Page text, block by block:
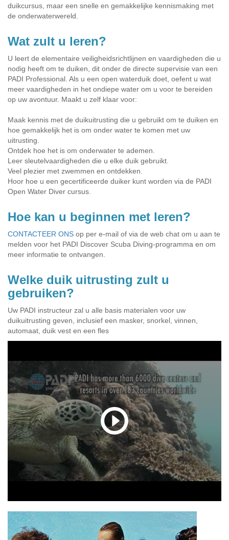
duikcursus, maar een snelle en gemakkelijke kennismaking met
de onderwaterwereld.
Wat zult u leren?
U leert de elementaire veiligheidsrichtlijnen en vaardigheden die u
nodig heeft om te duiken, dit onder de directe supervisie van een
PADI Professional. Als u een open waterduik doet, oefent u wat
meer vaardigheden in het ondiepe water om u voor te bereiden
op uw avontuur. Maakt u zelf klaar voor:
Maak kennis met de duikuitrusting die u gebruikt om te duiken en
hoe gemakkelijk het is om onder water te komen met uw
uitrusting.
Ontdek hoe het is om onderwater te ademen.
Leer sleutelvaardigheden die u elke duik gebruikt.
Veel plezier met zwemmen en ontdekken.
Hoor hoe u een gecertificeerde duiker kunt worden via de PADI
Open Water Diver cursus.
Hoe kan u beginnen met leren?
CONTACTEER ONS op per e-mail of via de web chat om u aan te
melden voor het PADI Discover Scuba Diving-programma en om
meer informatie te ontvangen.
Welke duik uitrusting zult u
gebruiken?
Uw PADI instructeur zal u alle basis materialen voor uw
duikuitrusting geven, inclusief een masker, snorkel, vinnen,
automaat, duik vest en een fles